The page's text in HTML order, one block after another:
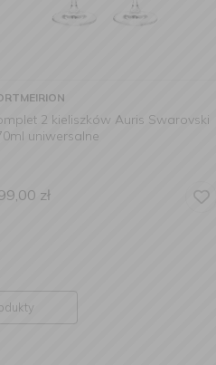
2 kieliszków Auris Swarovski
uniwersalne
zł